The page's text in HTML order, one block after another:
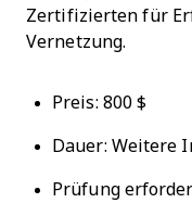
Zertifizierten für
Vernetzung.
Preis: 800 $
Dauer: Weitere
Prüfung